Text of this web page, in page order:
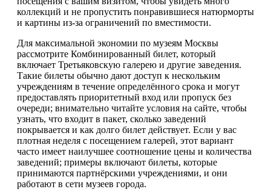
коллекций и не пропустить понравившиеся натюрморты
и картины из-за ограничений по вместимости.
Для максимальной экономии по музеям Москвы
рассмотрите Комбинированный билет, который
включает Третьяковскую галерею и другие заведения.
Такие билеты обычно дают доступ к нескольким
учреждениям в течение определённого срока и могут
предоставлять приоритетный вход или пропуск без
очереди; внимательно читайте условия на сайте, чтобы
узнать, что входит в пакет, сколько заведений
покрывается и как долго билет действует. Если у вас
плотная неделя с посещением галерей, этот вариант
часто имеет наилучшее соотношение цены и количества
заведений; примеры включают билеты, которые
принимаются партнёрскими учреждениями, и они
работают в сети музеев города.